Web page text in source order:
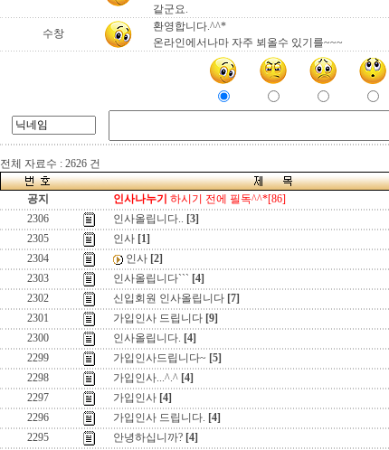
같군요.
수창
환영합니다.^^*
온라인에서나마 자주 뵈올수 있기를~~~
전체 자료수 : 2626 건
공지 인사나누기 하시기 전에 필독^^*[86]
2306
인사올립니다.. [3]
2305
인사 [1]
2304
인사 [2]
2303
인사올립니다``` [4]
2302
신입회원 인사올립니다 [7]
2301
가입인사 드립니다 [9]
2300
인사올립니다. [4]
2299
가입인사드립니다~ [5]
2298
가입인사...^.^ [4]
2297
가입인사 [4]
2296
가입인사 드립니다. [4]
2295
안녕하십니까? [4]